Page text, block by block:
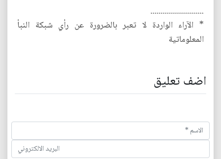
...........................
* الآراء الواردة لا تعبر بالضرورة عن رأي شبكة النبأ
المعلوماتية
اضف تعليق